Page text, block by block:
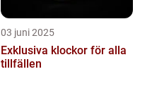
03 juni 2025
Exklusiva klockor för alla
tillfällen